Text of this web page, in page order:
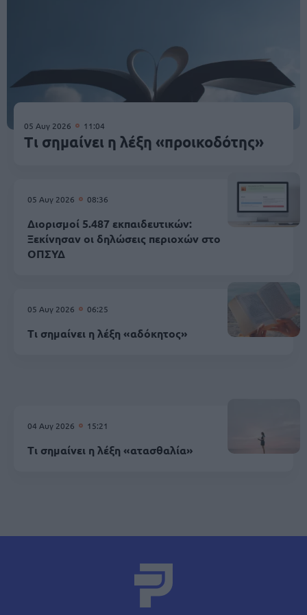
05 Αυγ 2026 11:04
Τι σημαίνει η λέξη «προικοδότης»
05 Αυγ 2026 08:36
Διορισμοί 5.487 εκπαιδευτικών:
Ξεκίνησαν οι δηλώσεις περιοχών στο
ΟΠΣΥΔ
05 Αυγ 2026 06:25
Τι σημαίνει η λέξη «αδόκητος»
04 Αυγ 2026 15:21
Τι σημαίνει η λέξη «ατασθαλία»